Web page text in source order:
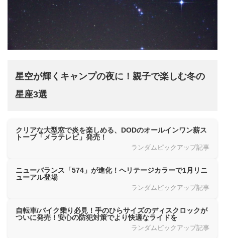
星空が輝くキャンプの夜に！親子で楽しむ冬の
星座3選
クリアな大型窓で炎を楽しめる、DODのオールインワン薪ス
トーブ「メラテレビ」発売！
ランダムピックアップ記事
ニューバランス「574」が進化！ヘリテージカラーで1月リニ
ューアル登場
ランダムピックアップ記事
自転車/バイク乗り必見！手のひらサイズのディスクロックが
ついに発売！安心の防犯対策でより快適なライドを
ランダムピックアップ記事